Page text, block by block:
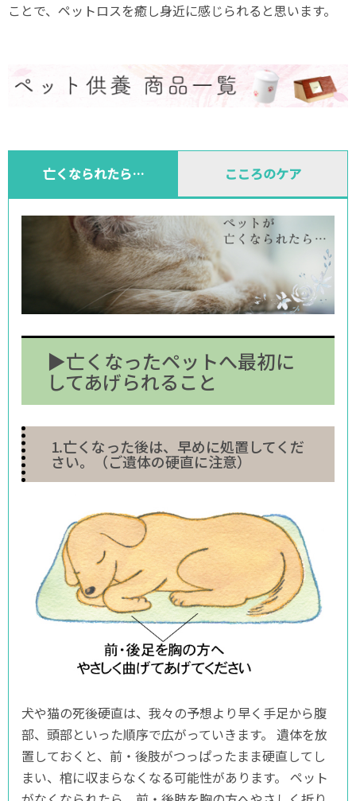
ことで、ペットロスを癒し身近に感じられると思います。
亡くなられたら… こころのケア
▶亡くなったペットへ最初に
してあげられること
1.亡くなった後は、早めに処置してくだ
さい。（ご遺体の硬直に注意）
犬や猫の死後硬直は、我々の予想より早く手足から腹
部、頭部といった順序で広がっていきます。 遺体を放
置しておくと、前・後肢がつっぱったまま硬直してし
まい、棺に収まらなくなる可能性があります。 ペット